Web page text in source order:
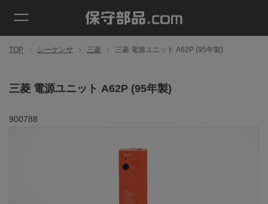
TOP シーケンサ 三菱 三菱 電源ユニット A62P (95年製)
三菱 電源ユニット A62P (95年製)
900788